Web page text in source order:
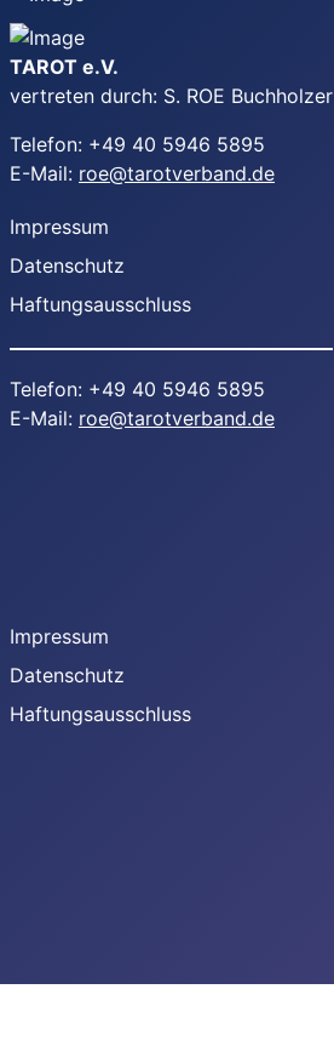
TAROT e.V.
vertreten durch: S. ROE Buchholzer
Telefon: +49 40 5946 5895
E-Mail: roe@tarotverband.de
Impressum
Datenschutz
Haftungsausschluss
Telefon: +49 40 5946 5895
E-Mail: roe@tarotverband.de
Impressum
Datenschutz
Haftungsausschluss